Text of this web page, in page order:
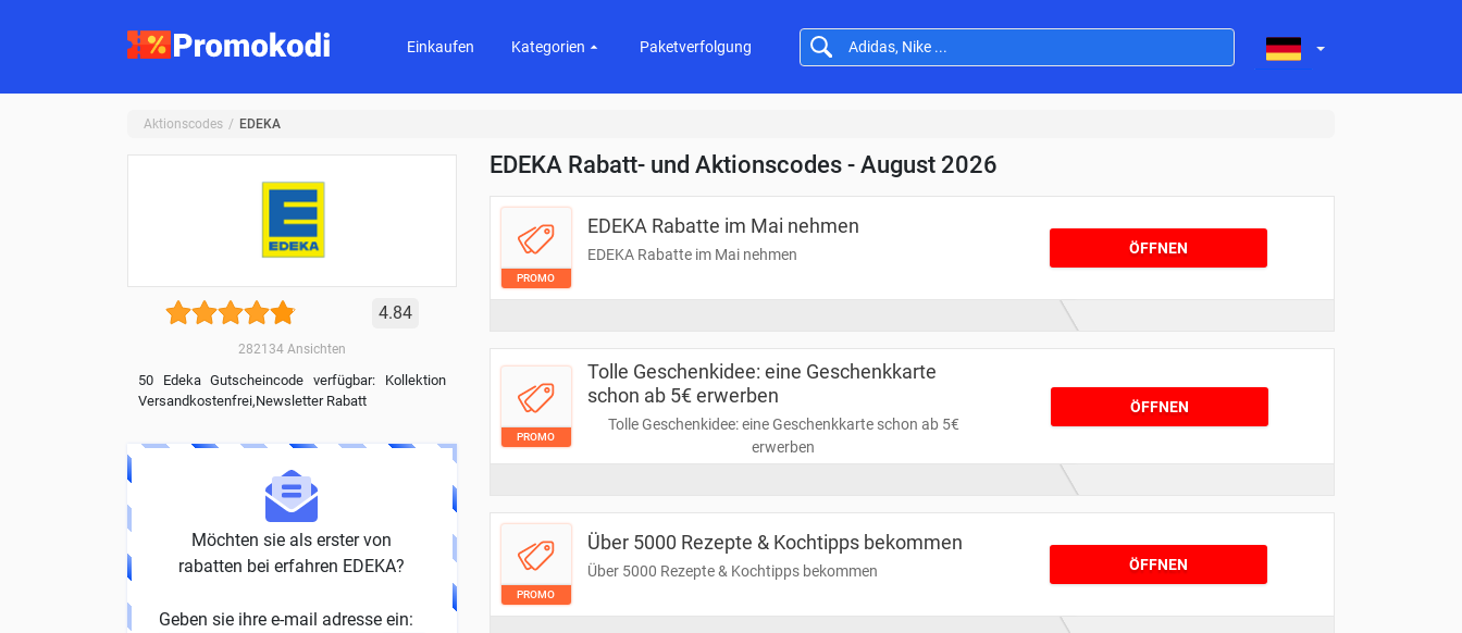
Einkaufen Kategorien Paketverfolgung
Aktionscodes EDEKA
EDEKA Rabatt- und Aktionscodes - August 2026
4.84
282134Ansichten
50 Edeka Gutscheincode verfügbar: Kollektion
Versandkostenfrei,Newsletter Rabatt
PROMO
EDEKA Rabatte im Mai nehmen
EDEKA Rabatte im Mai nehmen ÖFFNEN
PROMO
Tolle Geschenkidee: eine Geschenkkarte
schon ab 5€ erwerben
Tolle Geschenkidee: eine Geschenkkarte schon ab 5€
erwerben
ÖFFNEN
PROMO
Über 5000 Rezepte & Kochtipps bekommen
Über 5000 Rezepte & Kochtipps bekommen ÖFFNEN
Möchten sie als erster von
rabatten bei erfahren EDEKA?
Geben sie ihre e-mail adresse ein: